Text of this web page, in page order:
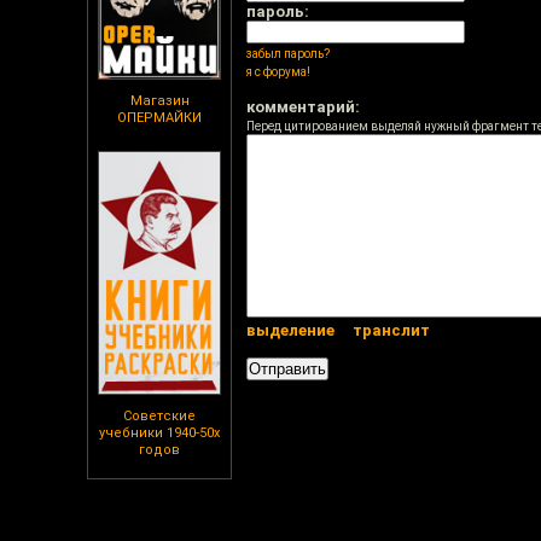
Магазин
ОПЕРМАЙКИ
Советские
учебники 1940-50х
годов
пароль:
забыл пароль?
я с форума!
комментарий:
Перед цитированием выделяй нужный фрагмент
выделение транслит